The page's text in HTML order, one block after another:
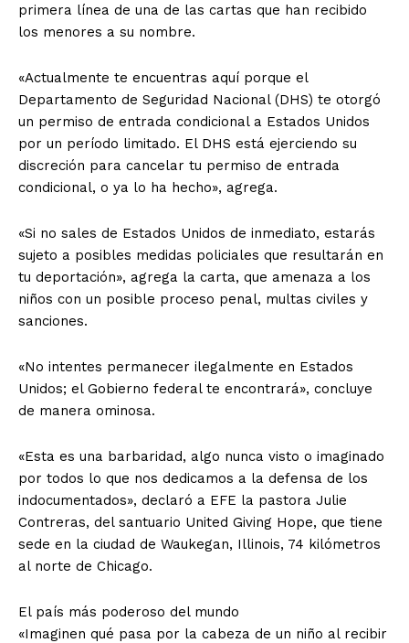
primera línea de una de las cartas que han recibido
los menores a su nombre.
«Actualmente te encuentras aquí porque el
Departamento de Seguridad Nacional (DHS) te otorgó
un permiso de entrada condicional a Estados Unidos
por un período limitado. El DHS está ejerciendo su
discreción para cancelar tu permiso de entrada
condicional, o ya lo ha hecho», agrega.
«Si no sales de Estados Unidos de inmediato, estarás
sujeto a posibles medidas policiales que resultarán en
tu deportación», agrega la carta, que amenaza a los
niños con un posible proceso penal, multas civiles y
sanciones.
«No intentes permanecer ilegalmente en Estados
Unidos; el Gobierno federal te encontrará», concluye
de manera ominosa.
«Esta es una barbaridad, algo nunca visto o imaginado
por todos lo que nos dedicamos a la defensa de los
indocumentados», declaró a EFE la pastora Julie
Contreras, del santuario United Giving Hope, que tiene
sede en la ciudad de Waukegan, Illinois, 74 kilómetros
al norte de Chicago.
El país más poderoso del mundo
«Imaginen qué pasa por la cabeza de un niño al recibir